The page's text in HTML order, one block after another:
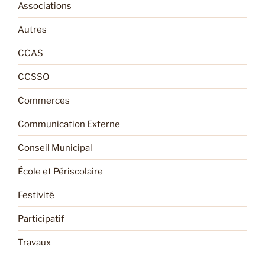
Associations
Autres
CCAS
CCSSO
Commerces
Communication Externe
Conseil Municipal
École et Périscolaire
Festivité
Participatif
Travaux